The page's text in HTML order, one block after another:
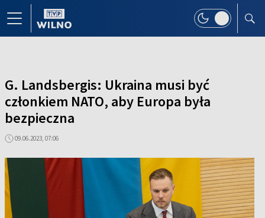
G. Landsbergis: Ukraina musi być
członkiem NATO, aby Europa była
bezpieczna
09.06.2023, 07:06